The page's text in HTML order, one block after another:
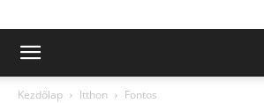
Kezdőlap Itthon Fontos